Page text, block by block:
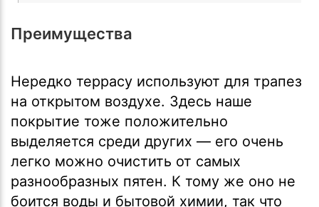
Преимущества
Нередко террасу используют для трапез
на открытом воздухе. Здесь наше
покрытие тоже положительно
выделяется среди других — его очень
легко можно очистить от самых
разнообразных пятен. К тому же оно не
боится воды и бытовой химии, так что